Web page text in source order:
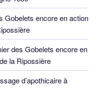
Gobelets encore en action
des Gobelets encore en
la Ripossière
d’apothicaire à